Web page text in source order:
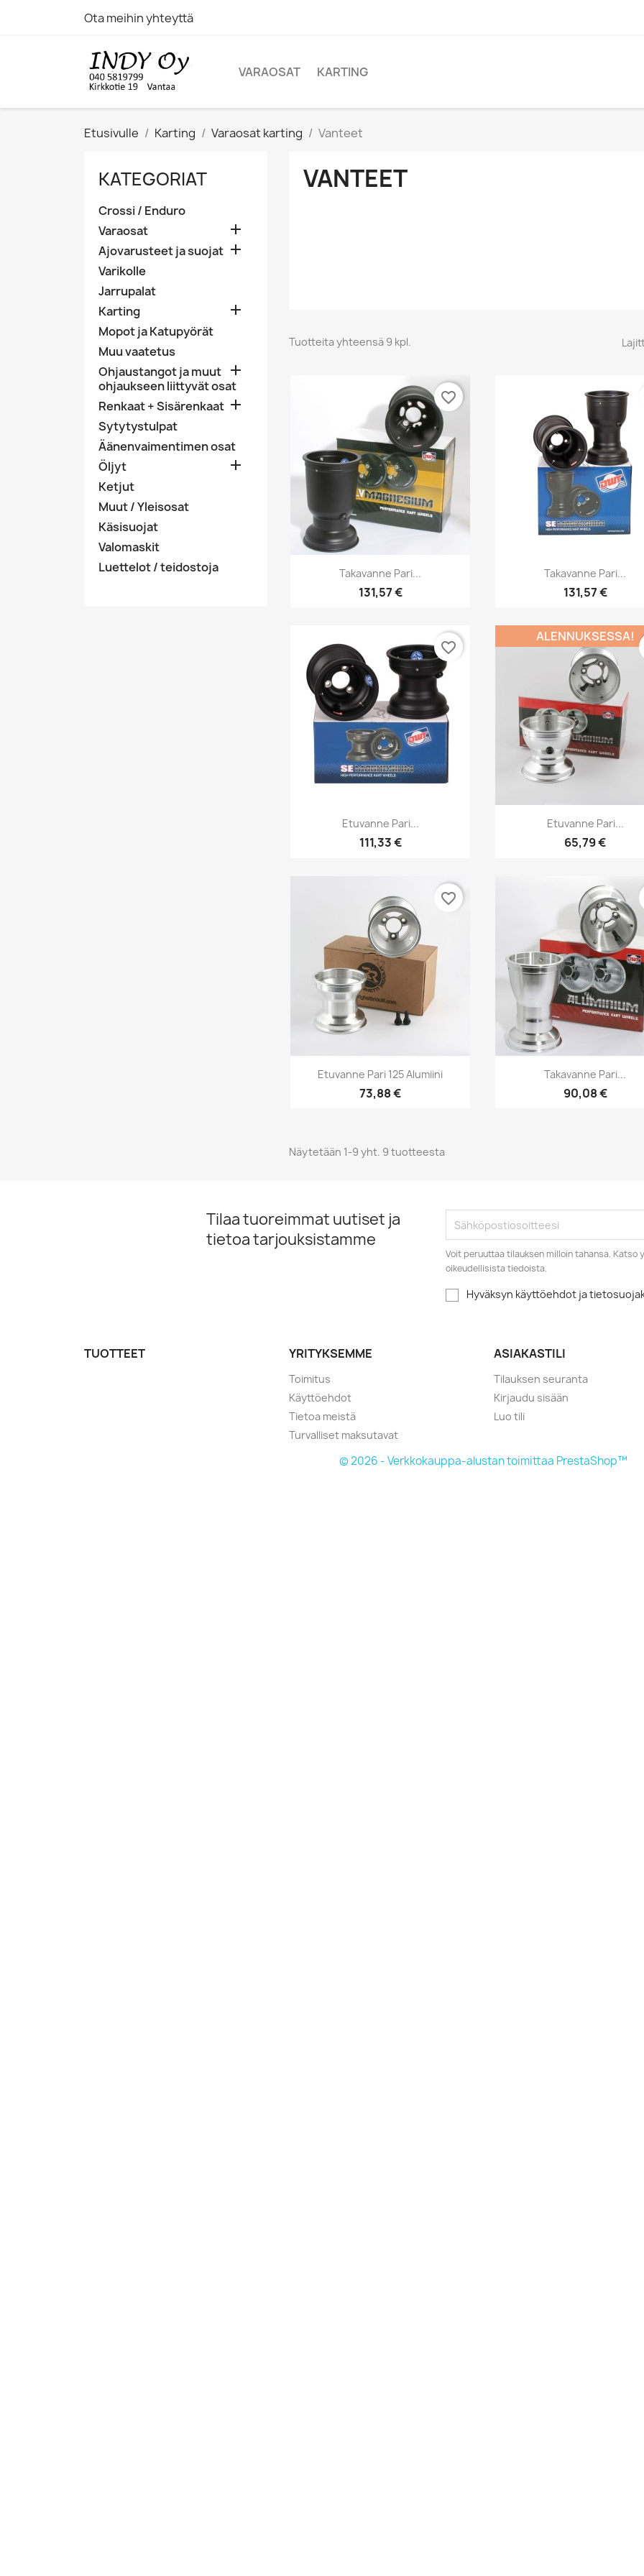
Ota meihin yhteyttä
VARAOSAT KARTING
Etusivulle Karting Varaosat karting Vanteet
KATEGORIAT
Crossi / Enduro
Varaosat

Ajovarusteet ja suojat 
Varikolle
Jarrupalat
Karting

Mopot ja Katupyörät
Muu vaatetus
Ohjaustangot ja muut
ohjaukseen liittyvät osat

Renkaat + Sisärenkaat 
Sytytystulpat
Äänenvaimentimen osat
Öljyt

Ketjut
Muut / Yleisosat
Käsisuojat
Valomaskit
Luettelot / teidostoja
VANTEET
Tuotteita yhteensä 9 kpl.
Pikakatselu
Takavanne Pari...
131,57 €
favorite_border
Pikakatselu
Takavanne Pari...
131,57 €
Pikakatselu
Etuvanne Pari...
111,33 €
favorite_border
Pikakatselu
Etuvanne Pari...
65,79 €
ALENNUKSESSA!
Pikakatselu
Etuvanne Pari 125 Alumiini
73,88 €
favorite_border
Pikakatselu
Takavanne Pari...
90,08 €
Näytetään 1-9 yht. 9 tuotteesta
Tilaa tuoreimmat uutiset ja
tietoa tarjouksistamme
Voit peruuttaa tilauksen milloin tahansa. Katso
oikeudellisista tiedoista.
Hyväksyn käyttöehdot ja
TUOTTEET YRITYKSEMME
Toimitus
Käyttöehdot
Tietoa meistä
Turvalliset maksutavat
ASIAKASTILI
Tilauksen seuranta
Kirjaudu sisään
Luo tili
© 2026 - Verkkokauppa-alustan toimittaa PrestaShop™